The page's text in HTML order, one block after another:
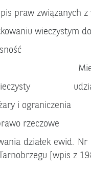
praw związanych z
wieczystym
Mienie
udział 1/
i ograniczenia
rzeczowe
działek ewid.
[wpis z